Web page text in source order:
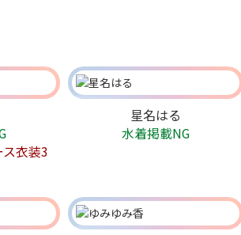
衣装3
星名はる
水着掲載NG